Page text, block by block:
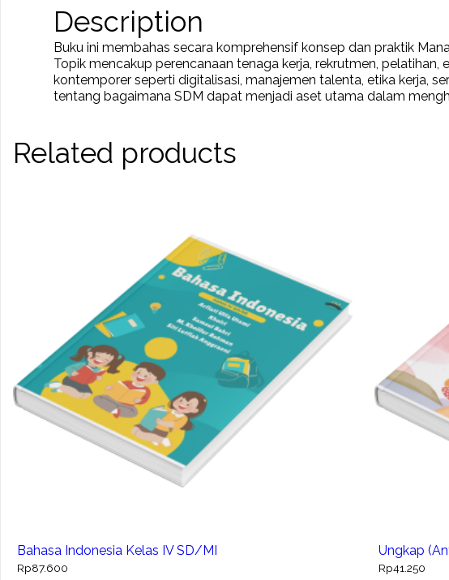
Description
Buku ini membahas secara komprehensif konsep dan praktik
Topik mencakup perencanaan tenaga kerja, rekrutmen,
kontemporer seperti digitalisasi, manajemen talenta, etika kerja,
tentang bagaimana SDM dapat menjadi aset utama dalam
Related products
Bahasa Indonesia Kelas IV SD/MI
Rp87.600
Ungkap
Rp41.250